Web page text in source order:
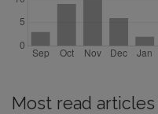
Most read